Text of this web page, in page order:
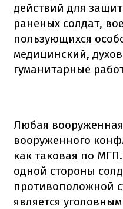
действий для
раненых солдат,
пользующихся
медицинский,
гуманитарные
Любая
вооруженного
как таковая по
одной стороны
противоположной
является